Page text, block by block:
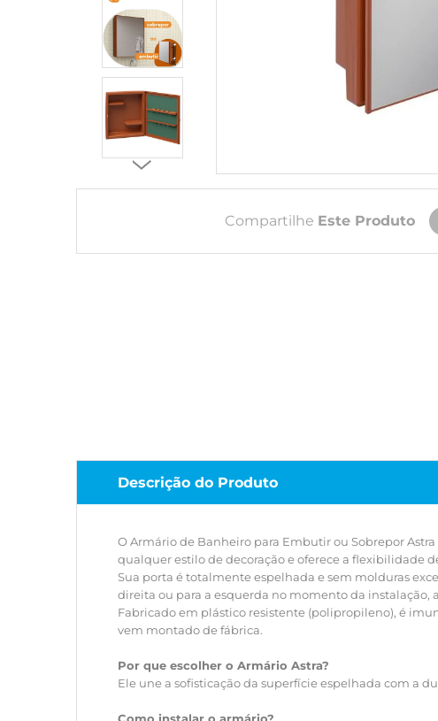
Compartilhe Este Produto
Descrição do Produto
O Armário de Banheiro para Embutir ou Sobrepor
qualquer estilo de decoração e oferece a flexibilidade
Sua porta é totalmente espelhada e sem molduras
direita ou para a esquerda no momento da instalação,
Fabricado em plástico resistente (polipropileno), é
vem montado de fábrica.
Por que escolher o Armário Astra?
Ele une a sofisticação da superfície espelhada com a